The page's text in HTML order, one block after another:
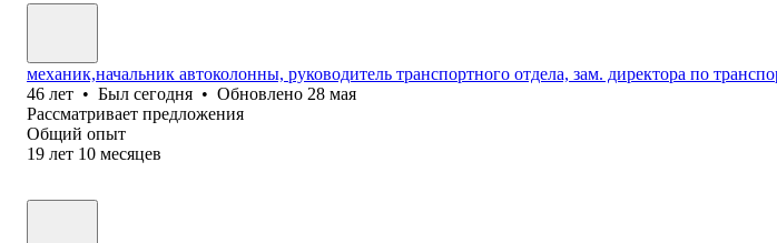
механик,начальник автоколонны, руководитель транспортного отдела, зам. директора по
46 лет • Был сегодня • Обновлено 28 мая
Рассматривает предложения
Общий опыт
19 лет 10 месяцев